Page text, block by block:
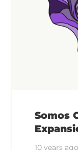
Somos
10 years ago